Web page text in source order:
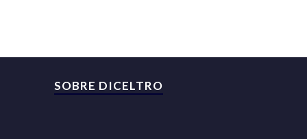
SOBRE DICELTRO